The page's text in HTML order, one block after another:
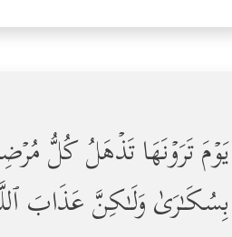
یَوۡمَ تَرَوۡنَهَا تَذۡهَلُ كُلُّ
بِسُكَـٰرَىٰ وَلَـٰكِنَّ عَذَابَ